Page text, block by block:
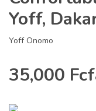
Yoff,
Yoff Onomo
35,000